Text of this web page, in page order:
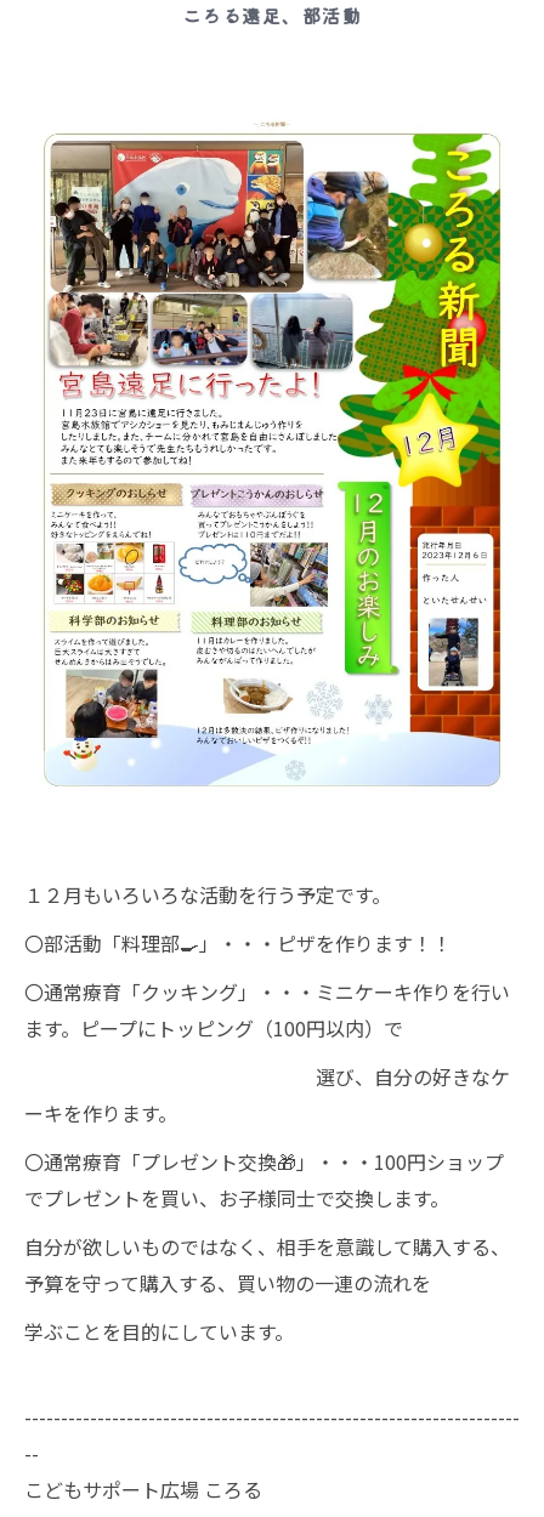
ころる遠足、部活動
１２月もいろいろな活動を行う予定です。
〇部活動「料理部🍳」・・・ピザを作ります！！
〇通常療育「クッキング」・・・ミニケーキ作りを行い
ます。ピープにトッピング（100円以内）で
選び、自分の好きなケ
ーキを作ります。
〇通常療育「プレゼント交換🎁」・・・100円ショップ
でプレゼントを買い、お子様同士で交換します。
自分が欲しいものではなく、相手を意識して購入する、
予算を守って購入する、買い物の一連の流れを
学ぶことを目的にしています。
--------------------------------------------------------------------
--
こどもサポート広場 ころる